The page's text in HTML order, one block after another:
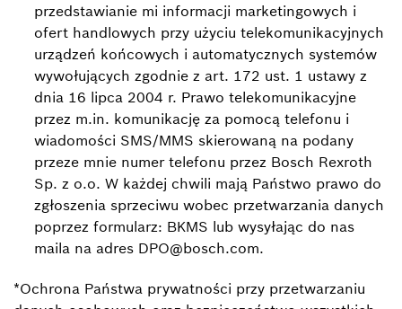
przedstawianie mi informacji marketingowych i
ofert handlowych przy użyciu telekomunikacyjnych
urządzeń końcowych i automatycznych systemów
wywołujących zgodnie z art. 172 ust. 1 ustawy z
dnia 16 lipca 2004 r. Prawo telekomunikacyjne
przez m.in. komunikację za pomocą telefonu i
wiadomości SMS/MMS skierowaną na podany
przeze mnie numer telefonu przez Bosch Rexroth
Sp. z o.o. W każdej chwili mają Państwo prawo do
zgłoszenia sprzeciwu wobec przetwarzania danych
poprzez formularz: BKMS lub wysyłając do nas
maila na adres DPO@bosch.com.
*Ochrona Państwa prywatności przy przetwarzaniu